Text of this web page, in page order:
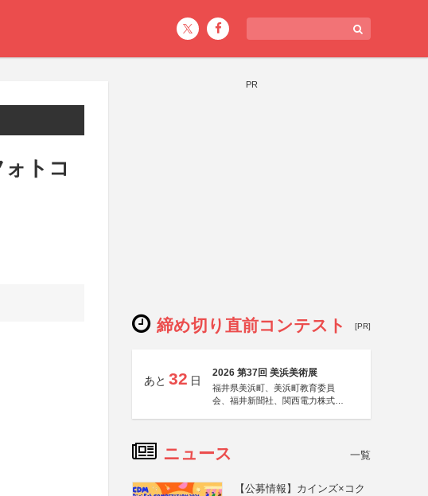
トコ
PR
締め切り直前コンテスト [PR]
あと 32 日
2026 第37回 美浜美術展
福井県美浜町、美浜町教育委員
会、福井新聞社、関西電力株式会
ニュース 一覧
【公募情報】カインズ×コク